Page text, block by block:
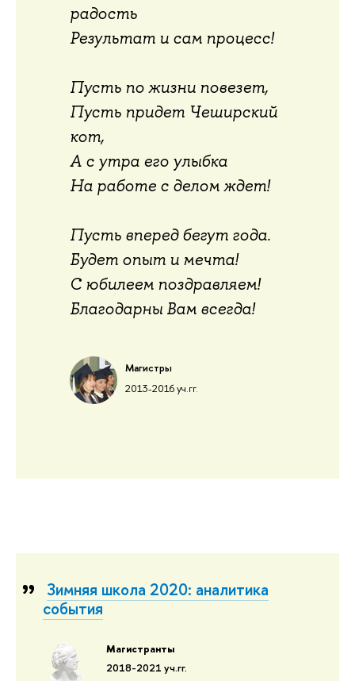
радость
Результат и сам процесс!
Пусть по жизни повезет,
Пусть придет Чеширский
кот,
А с утра его улыбка
На работе с делом ждет!
Пусть вперед бегут года.
Будет опыт и мечта!
С юбилеем поздравляем!
Благодарны Вам всегда!
Магистры
2013-2016 уч.гг.
Зимняя школа 2020: аналитика
события
Магистранты
2018-2021 уч.гг.